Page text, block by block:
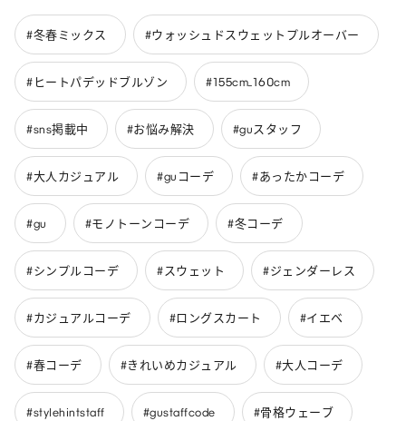
#冬春ミックス #ウォッシュドスウェットプルオーバー
#ヒートパデッドブルゾン #155cm_160cm
#sns掲載中 #お悩み解決 #guスタッフ
#大人カジュアル #guコーデ #あったかコーデ
#gu #モノトーンコーデ #冬コーデ
#シンプルコーデ #スウェット #ジェンダーレス
#カジュアルコーデ #ロングスカート #イエベ
#春コーデ #きれいめカジュアル #大人コーデ
#stylehintstaff #gustaffcode #骨格ウェーブ